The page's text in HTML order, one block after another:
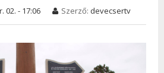
02. - 17:06 Szerző: devecsertv